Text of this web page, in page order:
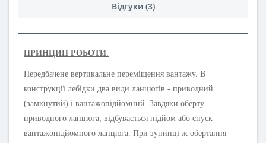
Відгуки (3)
ПРИНЦИП РОБОТИ:
Передбачене вертикальне переміщення вантажу. В
конструкції лебідки два види ланцюгів - приводний
(замкнутий) і вантажопідйомний. Завдяки оберту
приводного ланцюга, відбувається підйом або спуск
вантажопідйомного ланцюга. При зупинці ж обертання